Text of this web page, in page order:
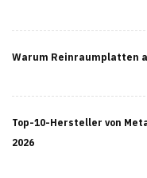
Warum Reinraumplatten
Top-10-Hersteller von
2026